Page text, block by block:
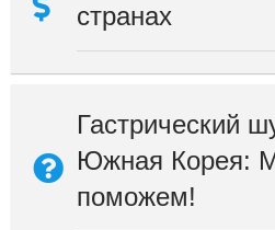
странах
Гастрический
Южная Корея:
поможем!